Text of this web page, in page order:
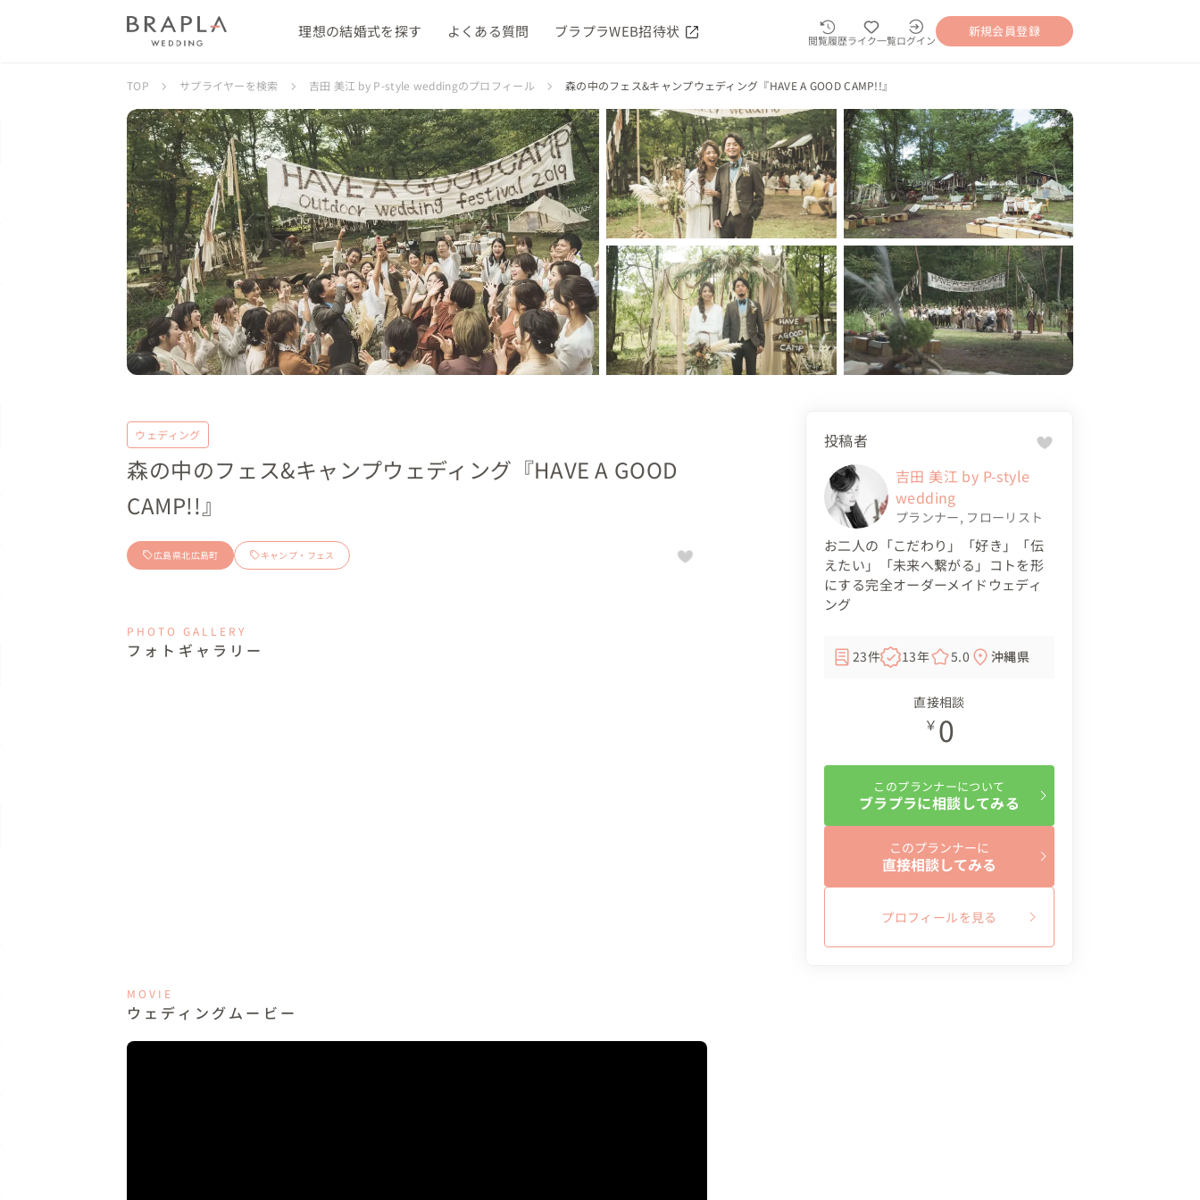
理想の結婚式を探す よくある質問 ブラプラWEB招待状 閲覧履歴ライク一覧ログイン
新規会員登録
TOP サプライヤーを検索 吉田 美江 by P-style weddingのプロフィール 森の中のフェス&キャンプウェディング『HAVE A GOOD CAMP!!』
ウェディング
森の中のフェス&キャンプウェディング『HAVE A GOOD
CAMP!!』
広島県北広島町 キャンプ・フェス
PHOTO GALLERY
フォトギャラリー
MOVIE
ウェディングムービー
投稿者
吉田 美江 by P-style
wedding
プランナー, フローリスト
お二人の「こだわり」「好き」「伝
えたい」「未来へ繋がる」コトを形
にする完全オーダーメイドウェディ
ング
23件 13年 5.0 沖縄県
直接相談
￥ 0
このプランナーについて
ブラプラに相談してみる
このプランナーに
直接相談してみる
プロフィールを見る